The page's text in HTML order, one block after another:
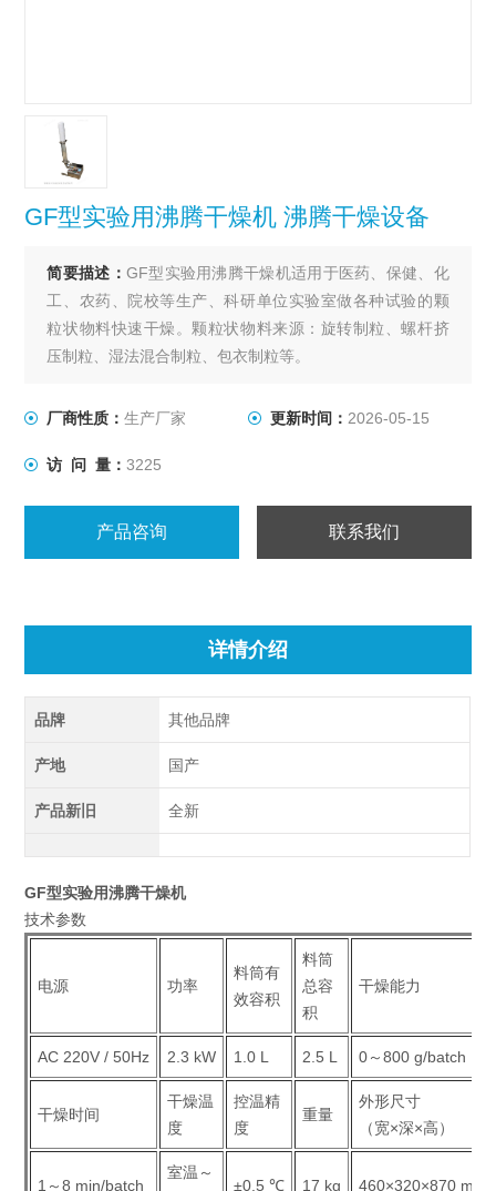
GF型实验用沸腾干燥机 沸腾干燥设备
简要描述： GF型实验用沸腾干燥机适用于医药、保健、化
工、农药、院校等生产、科研单位实验室做各种试验的颗
粒状物料快速干燥。颗粒状物料来源：旋转制粒、螺杆挤
压制粒、湿法混合制粒、包衣制粒等。
厂商性质：生产厂家 更新时间： 2026-05-15
访 问 量：3225
产品咨询 联系我们
详情介绍
品牌 其他品牌
产地 国产
产品新旧 全新
GF型实验用沸腾干燥机
技术参数
电源 功率
料筒有
效容积
料筒
总容
积
干燥能力
AC 220V / 50Hz 2.3 kW 1.0 L 2.5 L 0～800 g/batch
干燥时间
干燥温
度
控温精
度
重量
外形尺寸
（宽×深×高）
1～8 min/batch
室温～
±0.5 ℃ 17 kg 460×320×870 mm